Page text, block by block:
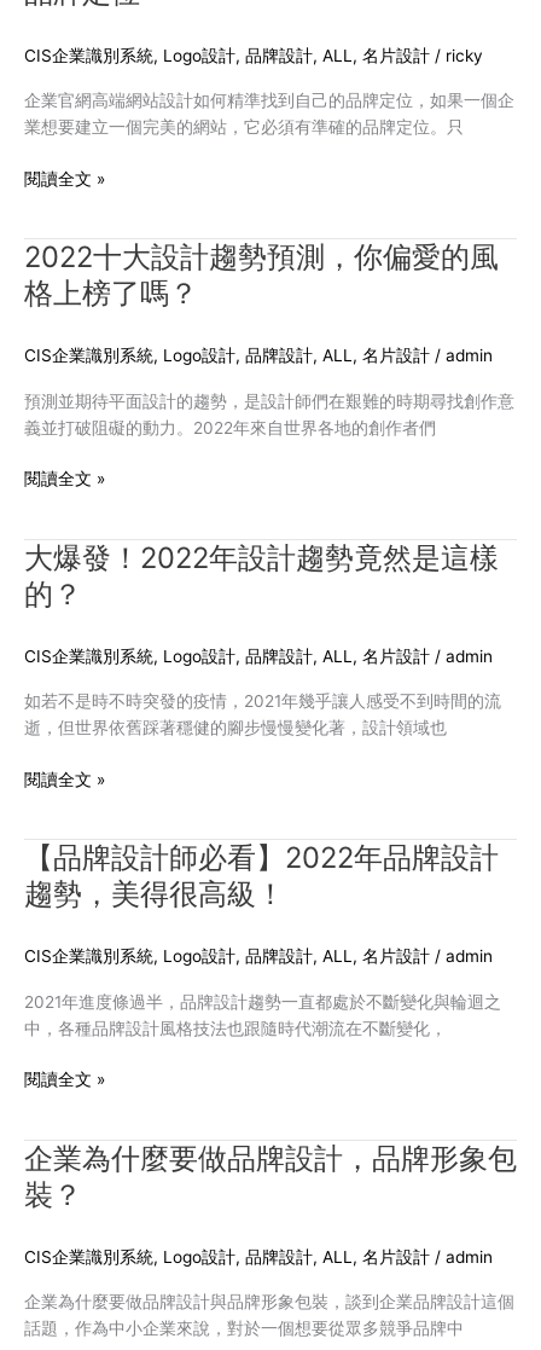
CIS企業識別系統, Logo設計, 品牌設計, ALL , 名片設計 / ricky
企業官網高端網站設計如何精準找到自己的品牌定位，如果一個企
業想要建立一個完美的網站，它必須有準確的品牌定位。只
的
牌
定
閱讀全文 »
2022十大設計趨勢預測，你偏愛的風
格上榜了嗎？
CIS企業識別系統, Logo設計, 品牌設計, ALL, 名片設計 / admin
預測並期待平面設計的趨勢，是設計師們在艱難的時期尋找創作意
義並打破阻礙的動力。2022年來自世界各地的創作者們
2022
十
大
計
勢
預
你
愛
的
風
上
了
嗎？
閱讀全文 »
大爆發！2022年設計趨勢竟然是這樣
的？
CIS企業識別系統, Logo設計, 品牌設計, ALL , 名片設計 / admin
如若不是時不時突發的疫情，2021年幾乎讓人感受不到時間的流
逝，但世界依舊踩著穩健的腳步慢慢變化著，設計領域也
大
爆
發！
年
計
趨
竟
是
樣
閱讀全文 »
【品牌設計師必看】2022年品牌設計
趨勢，美得很高級！
CIS企業識別系統, Logo設計, 品牌設計, ALL, 名片設計 / admin
2021年進度條過半，品牌設計趨勢一直都處於不斷變化與輪迴之
中，各種品牌設計風格技法也跟隨時代潮流在不斷變化，
【品
牌
設
師
看】
2022
品
設
計
趨
美
很
高
閱讀全文 »
企業為什麼要做品牌設計，品牌形象包
裝？
CIS企業識別系統, Logo設計, 品牌設計, ALL , 名片設計 / admin
企業為什麼要做品牌設計與品牌形象包裝，談到企業品牌設計這個
話題，作為中小企業來說，對於一個想要從眾多競爭品牌中
企
業
為
麼
做
品